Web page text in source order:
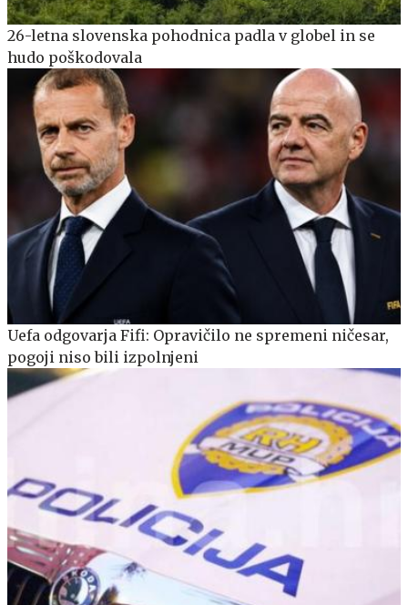
26-letna slovenska pohodnica padla v globel in se
hudo poškodovala
Uefa odgovarja Fifi: Opravičilo ne spremeni ničesar,
pogoji niso bili izpolnjeni